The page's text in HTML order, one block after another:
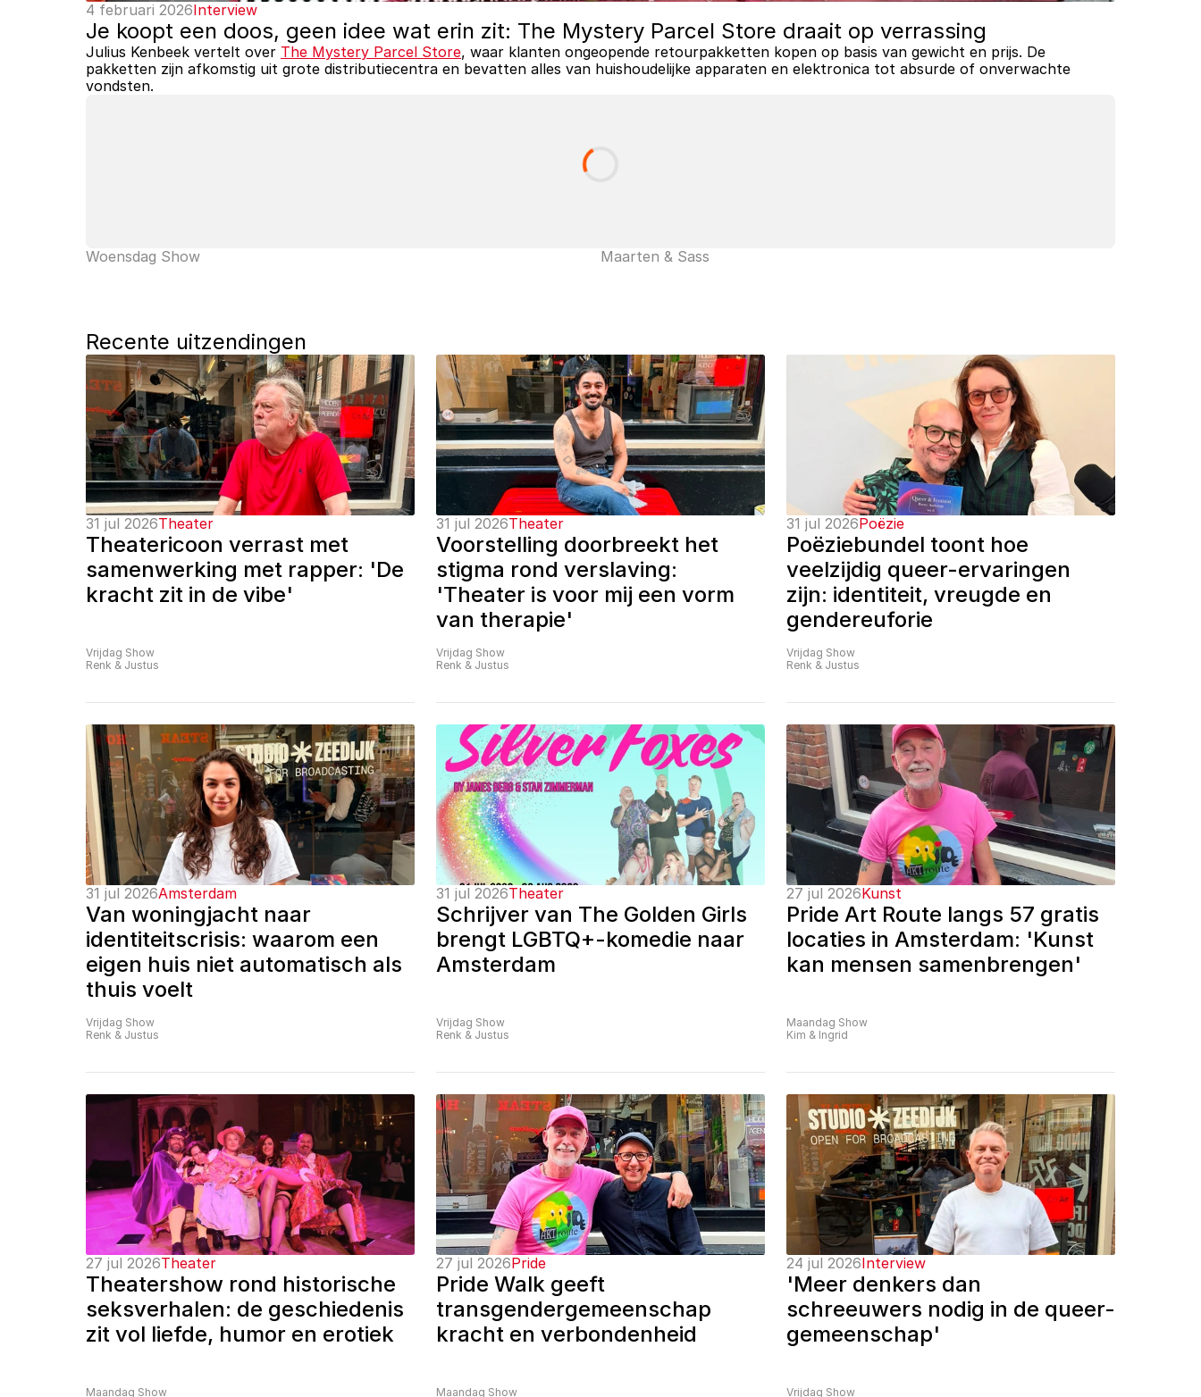
4 februari 2026Interview
Je koopt een doos, geen idee wat erin zit: The Mystery Parcel Store draait op verrassing
Julius Kenbeek vertelt over The Mystery Parcel Store, waar klanten ongeopende retourpakketten kopen op basis van gewicht en prijs. De
pakketten zijn afkomstig uit grote distributiecentra en bevatten alles van huishoudelijke apparaten en elektronica tot absurde of onverwachte
vondsten.
Woensdag Show Maarten & Sass
Recente uitzendingen
31 jul 2026Theater
Theatericoon verrast met
samenwerking met rapper: 'De
kracht zit in de vibe'
Vrijdag Show
Renk & Justus
31 jul 2026Theater
Voorstelling doorbreekt het
stigma rond verslaving:
'Theater is voor mij een vorm
van therapie'
Vrijdag Show
Renk & Justus
31 jul 2026Poëzie
Poëziebundel toont hoe
veelzijdig queer-ervaringen
zijn: identiteit, vreugde en
gendereuforie
Vrijdag Show
Renk & Justus
31 jul 2026Amsterdam
Van woningjacht naar
identiteitscrisis: waarom een
eigen huis niet automatisch als
thuis voelt
Vrijdag Show
Renk & Justus
31 jul 2026Theater
Schrijver van The Golden Girls
brengt LGBTQ+-komedie naar
Amsterdam
Vrijdag Show
Renk & Justus
27 jul 2026Kunst
Pride Art Route langs 57 gratis
locaties in Amsterdam: 'Kunst
kan mensen samenbrengen'
Maandag Show
Kim & Ingrid
27 jul 2026Theater
Theatershow rond historische
seksverhalen: de geschiedenis
zit vol liefde, humor en erotiek
Maandag Show
27 jul 2026Pride
Pride Walk geeft
transgendergemeenschap
kracht en verbondenheid
Maandag Show
24 jul 2026Interview
'Meer denkers dan
schreeuwers nodig in de queer-
gemeenschap'
Vrijdag Show